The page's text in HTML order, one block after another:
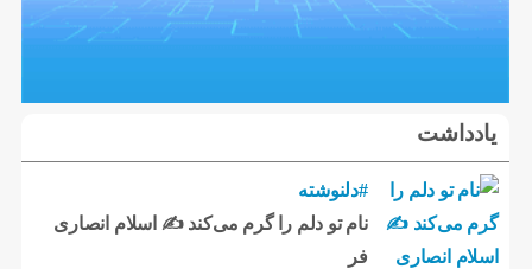
یادداشت
#دلنوشته
نام تو دلم را گرم می‌کند ✍️ اسلام انصاری
فر